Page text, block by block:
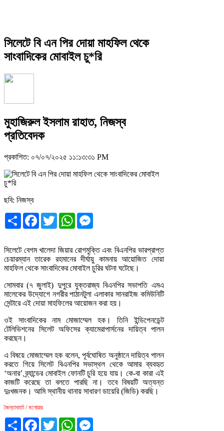
সিলেটে বি এন পির দোয়া মাহফিল থেকে
সাংবাদিকের মোবাইল চু*রি
মুহাজিরুল ইসলাম রাহাত, নিজস্ব
প্রতিবেদক
প্রকাশিত: ০৭/০৭/২০২৫ ১১:১৩:৩১ PM
ছবি: নিজস্ব
Share Facebook
TwitterWhatsApp
সিলেটে বেগম খালেদা জিয়ার রোগমুক্তি এবং বিএনপির ভারপ্রাপ্ত
চেয়ারম্যান তারেক রহমানের দীর্ঘায়ু কামনায় আয়োজিত দোয়া
মাহফিল থেকে সাংবাদিকের মোবাইল চুরির ঘটনা ঘটেছে।
সোমবার (৭ জুলাই) দুপুরে যুক্তরাজ্য বিএনপির সভাপতি এমএ
মালেকের উদ্যোগে নগরীর পাঠানটুলা এলাকার সানরাইজ কমিউনিটি
সেন্টারে এই দোয়া মাহফিলের আয়োজন করা হয়।
ওই সাংবাদিকের নাম মোজাম্মেল হক। তিনি ইন্ডিপেনডেন্ট
টেলিভিশনের সিলেট অফিসের ক্যামেরাপার্সনের দায়িত্ব পালন
করছেন।
এ বিষয়ে মোজাম্মেল হক বলেন, পূর্বঘোষিত অনুষ্ঠানে দায়িত্ব পালন
করতে গিয়ে সিলেট বিএনপির সভাস্থল থেকে আমার ব্যবহৃত
‘অনার’ ব্র্যান্ডের মোবাইল ফোনটি চুরি হয়ে যায়। কে-বা কারা এই
কাজটি করেছে তা বলতে পারছি না। তবে বিষয়টি অত্যন্ত
দুঃখজনক। আমি স্থানীয় থানায় সাধারণ ডায়েরি (জিডি) করছি।
জৈন্তাবার্তা / মনোয়ার
Share Facebook
TwitterWhatsApp